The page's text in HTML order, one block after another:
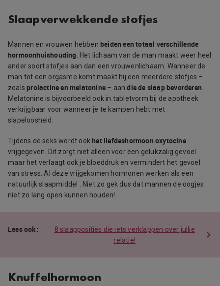
Slaapverwekkende stofjes
Mannen en vrouwen hebben beiden een totaal verschillende
hormoonhuishouding
. Het lichaam van de man maakt weer heel
ander soort stofjes aan dan een vrouwenlichaam. Wanneer de
man tot een orgasme komt maakt hij een meerdere stofjes –
zoalsprolactine en melatonine – aandie de slaap bevorderen
Melatonine is bijvoorbeeld ook in tabletvorm bij de apotheek
verkrijgbaar voor wanneer je te kampen hebt met
slapeloosheid.
Tijdens de seks wordt ookhet liefdeshormoon oxytocine
vrijgegeven. Dit zorgt niet alleen voor een gelukzalig gevoel
maar het verlaagt ook je bloeddruk en vermindert het gevoel
van stress. Al deze vrijgekomen hormonen werken als een
natuurlijk slaapmiddel . Niet zo gek dus dat mannen de oogjes
niet zo lang open kunnen houden!
8 slaapposities die iets verklappen over jullie
relatie!
Knuffelhormoon